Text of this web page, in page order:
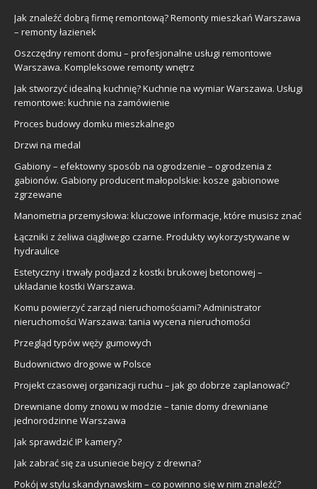
Jak znaleźć dobrą firmę remontową? Remonty mieszkań Warszawa
– remonty łazienek
Oszczędny remont domu – profesjonalne usługi remontowe
Warszawa. Kompleksowe remonty wnętrz
Jak stworzyć idealną kuchnię? Kuchnie na wymiar Warszawa. Usługi
remontowe: kuchnie na zamówienie
Proces budowy domku mieszkalnego
Drzwi na medal
Gabiony – efektowny sposób na ogrodzenie – ogrodzenia z
gabionów. Gabiony producent małopolskie: kosze gabionowe
zgrzewane
Manometria przemysłowa: kluczowe informacje, które musisz znać
Łączniki z żeliwa ciągliwego czarne. Produkty wykorzystywane w
hydraulice
Estetyczny i trwały podjazd z kostki brukowej betonowej –
układanie kostki Warszawa.
Komu powierzyć zarząd nieruchomościami? Administrator
nieruchomości Warszawa: tania wycena nieruchomości
Przegląd typów węży gumowych
Budownictwo drogowe w Polsce
Projekt czasowej organizacji ruchu – jak go dobrze zaplanować?
Drewniane domy znowu w modzie – tanie domy drewniane
jednorodzinne Warszawa
Jak sprawdzić IP kamery?
Jak zabrać się za usuniecie bejcy z drewna?
Pokój w stylu skandynawskim – co powinno się w nim znaleźć?